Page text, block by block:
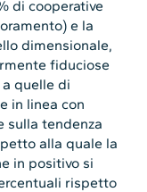
di cooperative
e la
dimensionale,
fiduciose
quelle di
in linea con
sulla tendenza
alla quale la
in positivo si
rispetto